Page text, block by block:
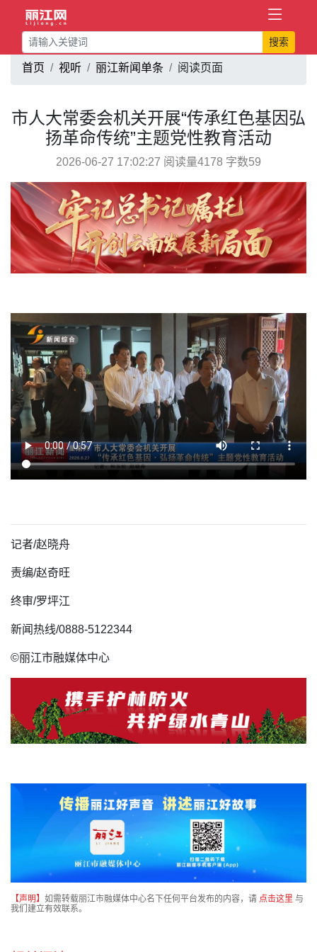
搜索
首页 视听 丽江新闻单条 阅读页面
市人大常委会机关开展“传承红色基因弘
扬革命传统”主题党性教育活动
2026-06-27 17:02:27 阅读量4178 字数59
记者/赵晓舟
责编/赵奇旺
终审/罗坪江
新闻热线/0888-5122344
©丽江市融媒体中心
【声明】 如需转载丽江市融媒体中心名下任何平台发布的内容，请 点击这里 与
我们建立有效联系。